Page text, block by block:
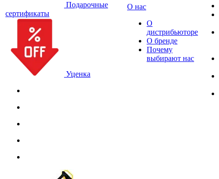
Подарочные
сертификаты
Уценка
О нас
О
дистрибьюторе
О бренде
Почему
выбирают нас